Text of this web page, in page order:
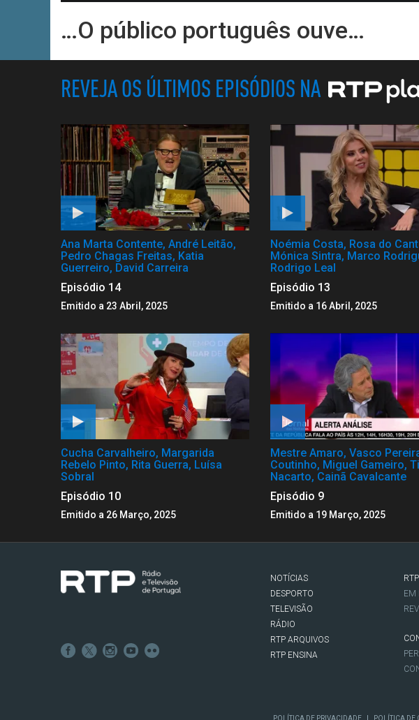
…O público português ouve…
REVEJA OS ÚLTIMOS EPISÓDIOS NA
Ana Marta Contente, André Leitão,
Pedro Chagas Freitas, Katia
Guerreiro, David Carreira
Episódio 14
Emitido a 23 Abril, 2025
Noémia Costa, Rosa do
Mónica Sintra, Marco
Rodrigo Leal
Episódio 13
Emitido a 16 Abril, 2025
Cucha Carvalheiro, Margarida
Rebelo Pinto, Rita Guerra, Luísa
Sobral
Episódio 10
Emitido a 26 Março, 2025
Mestre Amaro, Vasco
Coutinho, Miguel Gameiro,
Nacarto, Cainã Cavalcante
Episódio 9
Emitido a 19 Março, 2025
NOTÍCIAS
DESPORTO
TELEVISÃO
RÁDIO
RTP ARQUIVOS
RTP ENSINA
EM
POLÍTICA DE PRIVACIDADE POLÍTICA DE